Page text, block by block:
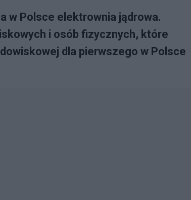
w Polsce elektrownia jądrowa.
i osób fizycznych, które
dla pierwszego w Polsce